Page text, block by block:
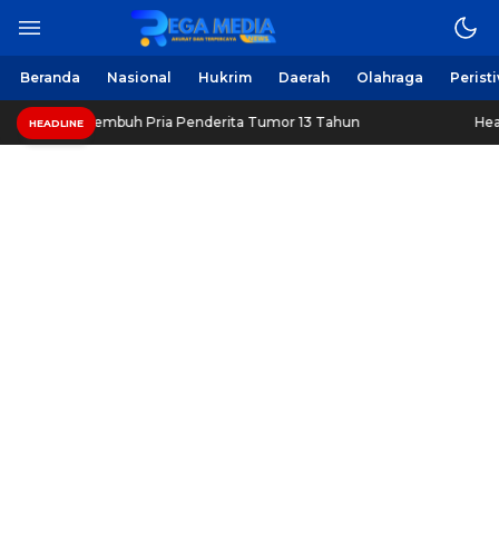
Beranda Nasional Hukrim Daerah Olahraga
HEADLINEPria Penderita Tumor 13 Tahun Healthy Long